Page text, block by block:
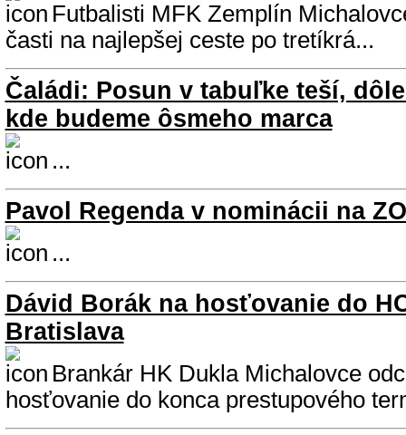
Futbalisti MFK Zemplín
časti na najlepšej ceste po tretíkrá...
Čaládi: Posun v tabuľke teší,
kde budeme ôsmeho marca
...
Pavol Regenda v nominácii na
...
Dávid Borák na hosťovanie do
Bratislava
Brankár HK Dukla Michalovce
hosťovanie do konca prestupového